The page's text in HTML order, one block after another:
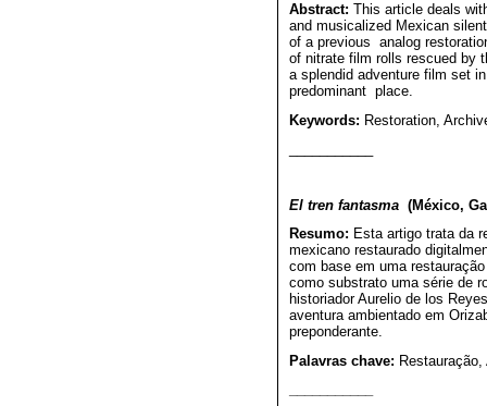
Abstract: This article deals
and musicalized Mexican
of a previous analog
of nitrate film rolls rescued by
a splendid adventure film set
predominant place.
Keywords: Restoration,
El tren fantasma (México,
Resumo: Esta artigo trata da
mexicano restaurado
com base em uma
como substrato uma série de
historiador Aurelio de los
aventura ambientado em
preponderante.
Palavras chave: